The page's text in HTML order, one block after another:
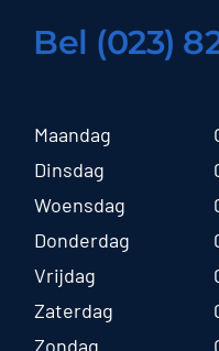
Bel (023)
Maandag
Dinsdag
Woensdag
Donderdag
Vrijdag
Zaterdag
Zondag